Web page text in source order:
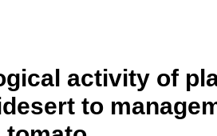
activity of
to